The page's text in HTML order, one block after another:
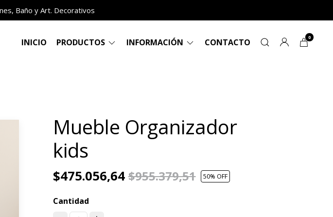
Baño y Art. Decorativos
INICIO PRODUCTOS INFORMACIÓN CONTACTO 0
Mueble Organizador
kids
$475.056,64$955.379,51 50% OFF
Cantidad